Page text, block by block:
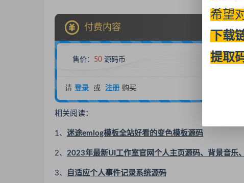
付费内容
售价： 50 源码币
请 登录 或 注册 购买
相关阅读：
1、 迷途emlog模板全站好看的变色模板源码
2、 2023年最新UI工作室官网个人主页源码、背景音乐
3、 自适应个人事件记录系统源码
希望
下载
提取